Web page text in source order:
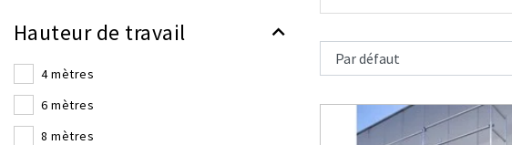
Hauteur de travail
4 mètres
6 mètres
8 mètres